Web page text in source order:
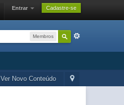
Entrar Cadastre-se
Membros
Ver Novo Conteúdo